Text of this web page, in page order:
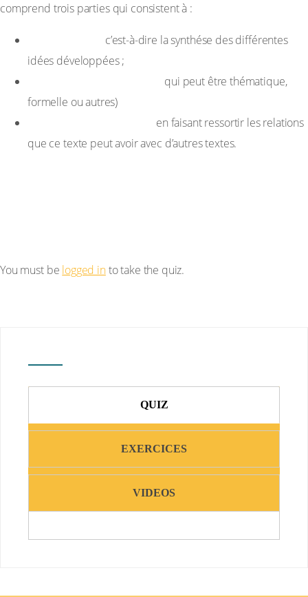
comprend trois parties qui consistent à :
c’est-à-dire la synthése des différentes
idées développées ;
qui peut être thématique,
formelle ou autres)
en faisant ressortir les relations
que ce texte peut avoir avec d’autres textes.
You must be logged into take the quiz.
QUIZ
EXERCICES
VIDEOS